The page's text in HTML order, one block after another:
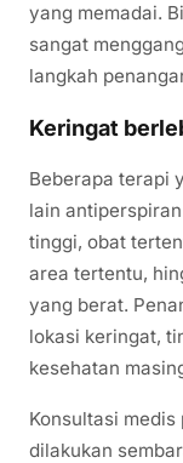
yang memadai.
sangat
langkah
Keringat
Beberapa terapi
lain
tinggi, obat
area tertentu,
yang berat.
lokasi keringat,
kesehatan
Konsultasi
dilakukan